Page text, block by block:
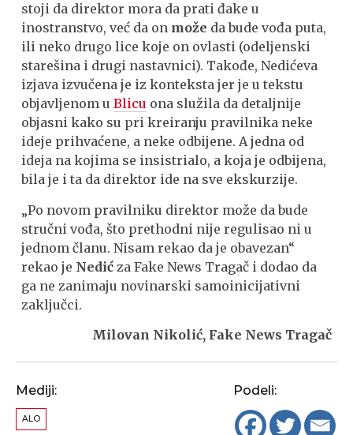
stoji da direktor mora da prati đake u
inostranstvo, već da on može da bude vođa puta,
ili neko drugo lice koje on ovlasti (odeljenski
starešina i drugi nastavnici). Takođe, Nedićeva
izjava izvučena je iz konteksta jer je u tekstu
objavljenom uBlicu ona služila da detaljnije
objasni kako su pri kreiranju pravilnika neke
ideje prihvaćene, a neke odbijene. A jedna od
ideja na kojima se insistrialo, a koja je odbijena,
bila je i ta da direktor ide na sve ekskurzije.
„Po novom pravilniku direktor može da bude
stručni vođa, što prethodni nije regulisao ni u
jednom članu. Nisam rekao da je obavezan“
rekao je Nedić za Fake News Tragač i dodao da
ga ne zanimaju novinarski samoinicijativni
zaključci.
Milovan Nikolić, Fake News Tragač
Mediji:
ALO
Podeli: